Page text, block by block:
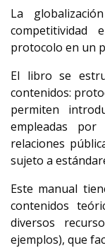
La
competitividad
protocolo en un
El libro se
contenidos:
permiten
empleadas
relaciones
sujeto a
Este manual
contenidos
diversos
ejemplos), que